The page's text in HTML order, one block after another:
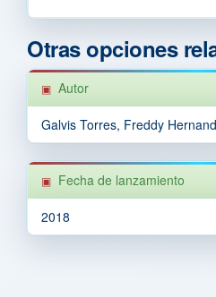
Otras opciones
Autor
Galvis Torres, Freddy
Fecha de lanzamiento
2018